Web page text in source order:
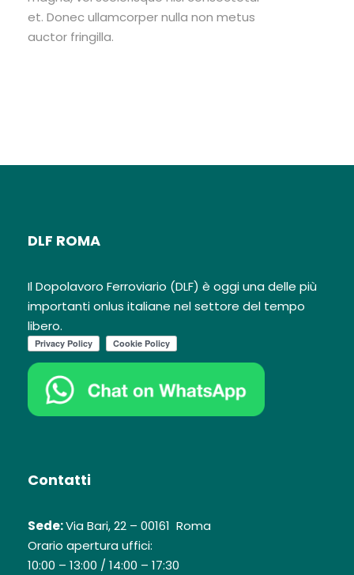
et. Donec ullamcorper nulla non metus
auctor fringilla.
DLF ROMA
Il Dopolavoro Ferroviario (DLF) è oggi una delle più
importanti onlus italiane nel settore del tempo
libero.
Contatti
Sede:Via Bari, 22 – 00161 Roma
Orario apertura uffici:
10:00 – 13:00 / 14:00 – 17:30